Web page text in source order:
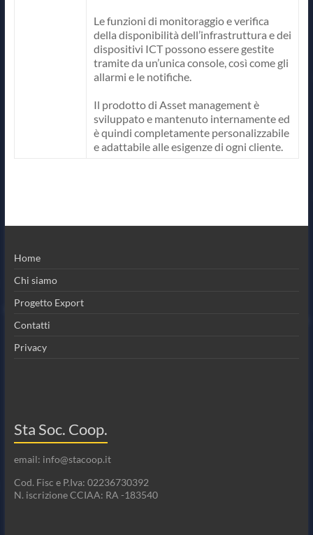
Le funzioni di monitoraggio e verifica
della disponibilità dell’infrastruttura e dei
dispositivi ICT possono essere gestite
tramite da un’unica console, così come gli
allarmi e le notifiche.
Il prodotto di Asset management è
sviluppato e mantenuto internamente ed
è quindi completamente personalizzabile
e adattabile alle esigenze di ogni cliente.
Home
Chi siamo
Progetto Export
Contatti
Privacy
Sta Soc. Coop.
email: info@stacoop.it
Cod. Fisc e P.Iva: 02236730392
N. iscrizione CCIAA: RA -183540